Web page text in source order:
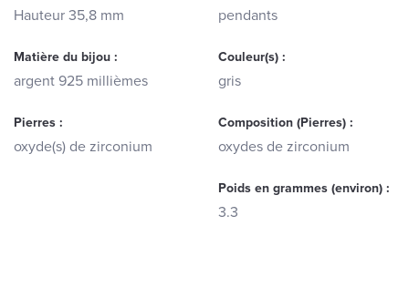
Hauteur 35,8 mm pendants
Matière du bijou :
argent 925 millièmes
Couleur(s) :
gris
Pierres :
oxyde(s) de zirconium
Composition (Pierres) :
oxydes de zirconium
Poids en grammes (environ) :
3.3